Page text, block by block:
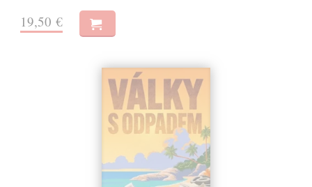
19,50 €